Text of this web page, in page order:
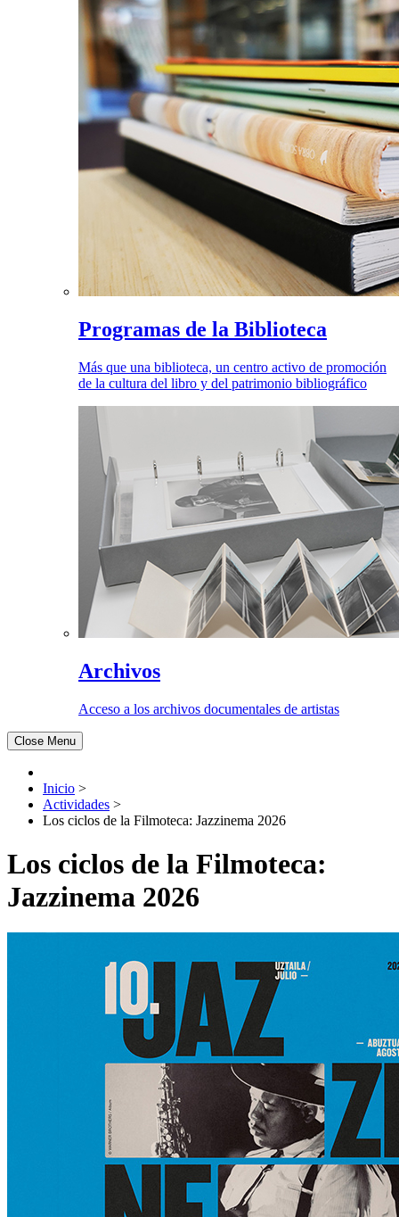
Programas de la Biblioteca
Más que una biblioteca, un centro activo de promoción
de la cultura del libro y del patrimonio bibliográfico
Archivos
Acceso a los archivos documentales de artistas
Close Menu
Inicio >
Actividades >
Los ciclos de la Filmoteca: Jazzinema 2026
Los ciclos de la Filmoteca:
Jazzinema 2026